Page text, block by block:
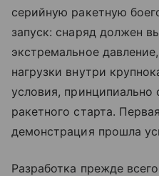
серийную ракетную
запуск: снаряд должен
экстремальное
нагрузки внутри
условия,
ракетного старта.
демонстрация прошла
Разработка прежде